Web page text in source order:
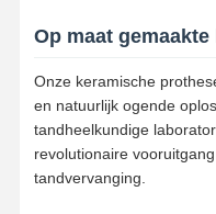
Op maat
Onze keramische
en natuurlijk ogende
tandheelkundige
revolutionaire
tandvervanging.